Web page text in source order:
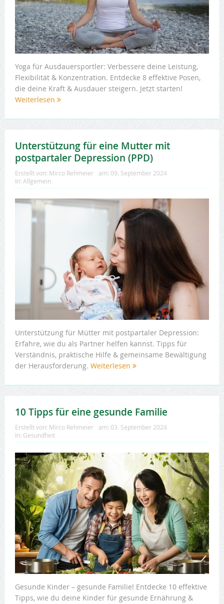
Yoga für Ausdauersportler: Verbessere deine Leistung,
Flexibilität & Konzentration. Entdecke 8 effektive Posen,
die deine Kraft & Ausdauer steigern. Jetzt starten!
Weiterlesen
Unterstützung für eine Mutter mit
postpartaler Depression (PPD)
Erstellt von: Mirco Rehmeier am: 09. September 2024
In: Allgemein
Unterstützung für Mütter mit postpartaler Depression:
Erfahre, wie du als Partner helfen kannst. Tipps für
Verständnis, praktische Hilfe & gemeinsame Bewältigung
der Herausforderung. Weiterlesen
10 Tipps für eine gesunde Familie
Erstellt von: Mirco Rehmeier am: 03. September 2024
In: Gesundheit
Gesunde Kinder – gesunde Familie! Entdecke 10 effektive
Tipps, wie du deine Kinder für gesunde Ernährung &